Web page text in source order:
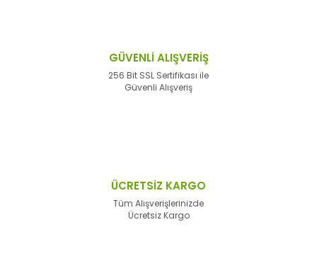
GÜVENLİ ALIŞVERİŞ
256 Bit SSL Sertifikası ile
Güvenli Alışveriş
ÜCRETSİZ KARGO
Tüm Alışverişlerinizde
Ücretsiz Kargo